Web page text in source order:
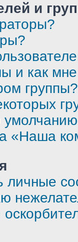
и
и как
группы?
«Наша
личные